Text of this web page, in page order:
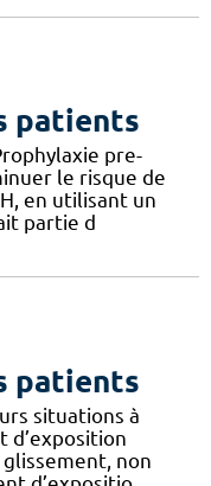
patients
pre-
le risque de
en utilisant un
partie d
patients
situations à
d’exposition
non